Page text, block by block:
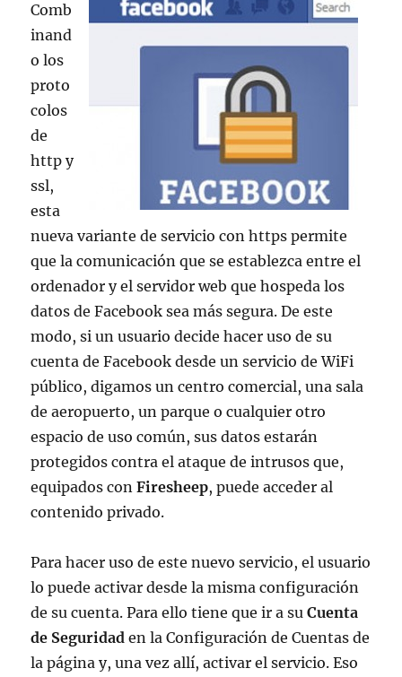
Comb
inand
o los
proto
colos
de
http y
ssl,
esta
nueva variante de servicio con https permite
que la comunicación que se establezca entre el
ordenador y el servidor web que hospeda los
datos de Facebook sea más segura. De este
modo, si un usuario decide hacer uso de su
cuenta de Facebook desde un servicio de WiFi
público, digamos un centro comercial, una sala
de aeropuerto, un parque o cualquier otro
espacio de uso común, sus datos estarán
protegidos contra el ataque de intrusos que,
equipados conFiresheep, puede acceder al
contenido privado.
Para hacer uso de este nuevo servicio, el usuario
lo puede activar desde la misma configuración
de su cuenta. Para ello tiene que ir a suCuenta
de Seguridad en la Configuración de Cuentas de
la página y, una vez allí, activar el servicio. Eso